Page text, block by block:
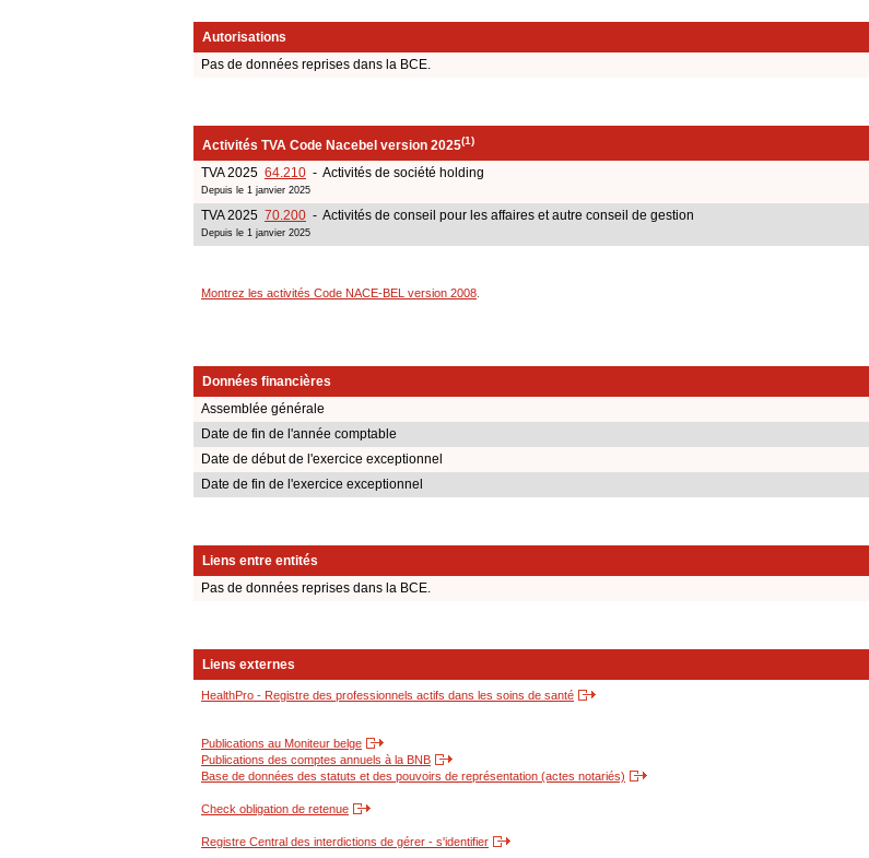
Autorisations
Pas de données reprises dans la BCE.
Activités TVA Code Nacebel version 2025(1)
TVA 2025 64.210 - Activités de société holding
Depuis le 1 janvier 2025
TVA 2025 70.200 - Activités de conseil pour les affaires et autre conseil de gestion
Depuis le 1 janvier 2025
Montrez les activités Code NACE-BEL version 2008
Données financières
Assemblée générale
Date de fin de l'année comptable
Date de début de l'exercice exceptionnel
Date de fin de l'exercice exceptionnel
Liens entre entités
Pas de données reprises dans la BCE.
Liens externes
HealthPro - Registre des professionnels actifs dans les soins de santé
Publications au Moniteur belge
Publications des comptes annuels à la BNB
Base de données des statuts et des pouvoirs de représentation (actes notariés)
Check obligation de retenue
Registre Central des interdictions de gérer - s'identifier